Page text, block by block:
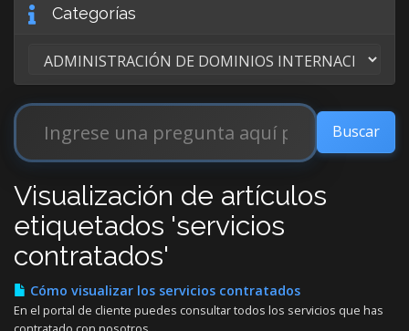
Categorías
Visualización de artículos
etiquetados 'servicios
contratados'
Cómo visualizar los servicios contratados
En el portal de cliente puedes consultar todos los servicios que has